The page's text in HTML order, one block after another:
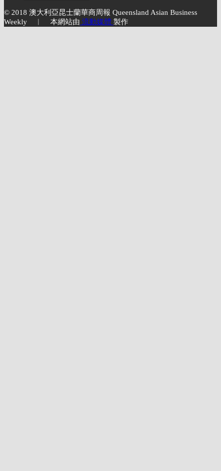
© 2018 澳大利亞昆士蘭華商周報 Queensland Asian Business
Weekly ︱ 本網站由 流動媒體 製作